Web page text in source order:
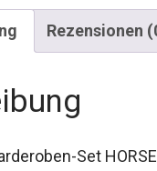
Rezensionen
Set